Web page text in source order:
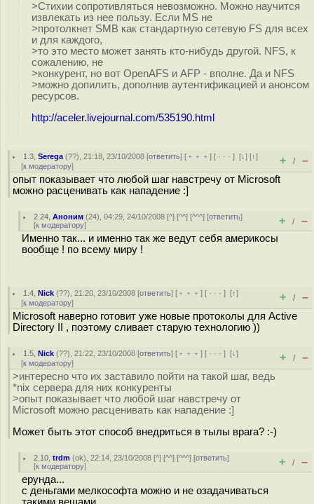
>Стихии сопротивляться невозможно. Можно научится
извлекать из нее пользу. Если MS не
>протолкнет SMB как стандартную сетевую FS для всех
и для каждого,
>то это место может занять кто-нибудь другой. NFS, к
сожалению, не
>конкурент, но вот OpenAFS и AFP - вполне. Да и NFS
>можно допилить, дополнив аутентификацией и анонсом
ресурсов.
http://aceler.livejournal.com/535190.html
1.3 ,Serega (??), 21:18, 23/10/2008 [ответить] [ ﹢﹢﹢] [ · · ·][↓] [↑]
[к модератору] + / –
опыт показывает что любой шаг навстречу от Microsoft
можно расценивать как нападение :]
2.24 ,Аноним (24), 04:29, 24/10/2008 [^] [^^] [^^^] [ответить]
[к модератору] + / –
Именно так... и именно так же ведут себя америкосы
вообще ! по всему миру !
1.4 ,Nick (??), 21:20, 23/10/2008 [ответить] [ ﹢﹢﹢] [ · · ·][↑]
[к модератору] + / –
Microsoft наверно готовит уже новые протоколы для Active
Directory II , поэтому сливает старую технологию ))
1.5 ,Nick (??), 21:22, 23/10/2008 [ответить] [ ﹢﹢﹢] [ · · ·][↓]
[к модератору] + / –
>интересно что их заставило пойти на такой шаг, ведь
*nix сервера для них конкуренты
>опыт показывает что любой шаг навстречу от
Microsoft можно расценивать как нападение :]
Может быть этот способ внедриться в тылы врага? :-)
2.10 ,trdm (ok), 22:14, 23/10/2008 [^] [^^] [^^^] [ответить]
[к модератору] + / –
ерунда...
с деньгами мелкософта можно и не озадачиваться